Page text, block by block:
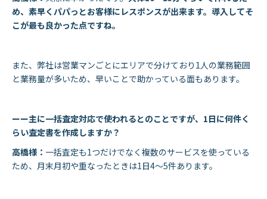
め、素早くパパっとお客様にレスポンスが出来ます。導入してそ
こが最も良かった点ですね。
また、弊社は営業マンごとにエリアで分けており1人の業務範囲
と業務量が多いため、早いことで助かっている面もあります。
ーー主に一括査定対応で使われるとのことですが、1日に何件く
らい査定書を作成しますか？
高橋様： 一括査定も1つだけでなく複数のサービスを使っている
ため、月末月初や重なったときは1日4〜5件あります。